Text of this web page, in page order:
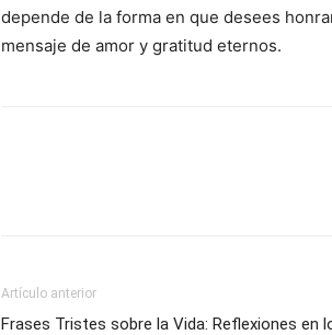
depende de la forma en que desees
mensaje de amor y gratitud eternos.
Artículo anterior
Frases Tristes sobre la Vida: Reflexiones en